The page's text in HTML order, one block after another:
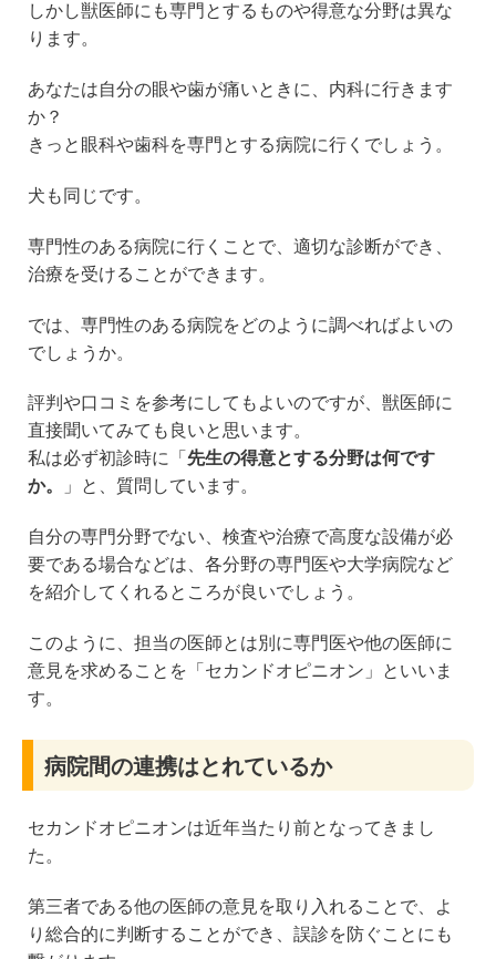
しかし獣医師にも専門とするものや得意な分野は異な
ります。
あなたは自分の眼や歯が痛いときに、内科に行きます
か？
きっと眼科や歯科を専門とする病院に行くでしょう。
犬も同じです。
専門性のある病院に行くことで、適切な診断ができ、
治療を受けることができます。
では、専門性のある病院をどのように調べればよいの
でしょうか。
評判や口コミを参考にしてもよいのですが、獣医師に
直接聞いてみても良いと思います。
私は必ず初診時に「 先生の得意とする分野は何です
か。
」と、質問しています。
自分の専門分野でない、検査や治療で高度な設備が必
要である場合などは、各分野の専門医や大学病院など
を紹介してくれるところが良いでしょう。
このように、担当の医師とは別に専門医や他の医師に
意見を求めることを「セカンドオピニオン」といいま
す。
病院間の連携はとれているか
セカンドオピニオンは近年当たり前となってきまし
た。
第三者である他の医師の意見を取り入れることで、よ
り総合的に判断することができ、誤診を防ぐことにも